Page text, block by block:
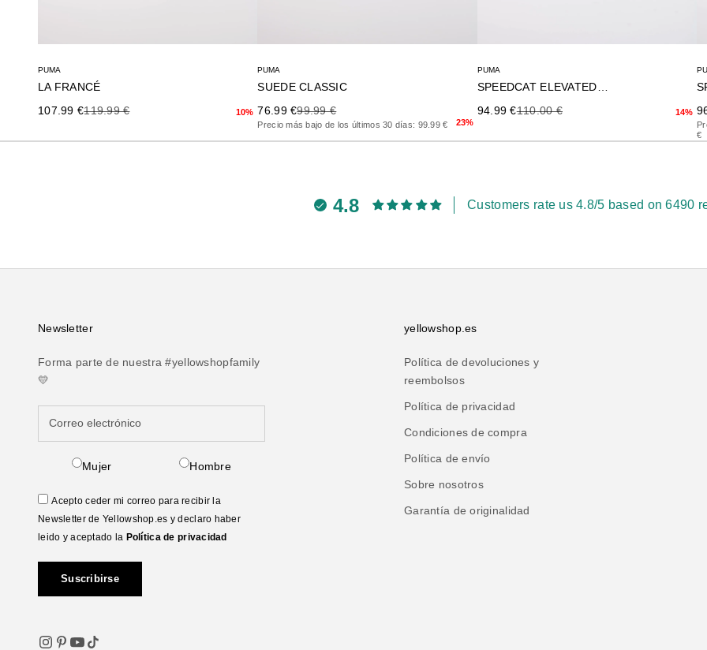
PUMA
LA FRANCÉ
Precio de oferta
107.99 €Precio anterior
119.99 € 10%
PUMA
SUEDE CLASSIC
Precio de oferta
76.99 €Precio anterior
99.99 €
Precio más bajo de los últimos 30 días: 99.99 € 23%
PUMA
Precio de oferta
94.99 €Precio anterior
110.00 € 14%
€
4.8 Customers rate us 4.8/5 based on 6490
Newsletter
Forma parte de nuestra #yellowshopfamily
💛
Mujer Hombre
Acepto ceder mi correo para recibir la
Newsletter de Yellowshop.es y declaro haber
leido y aceptado la Política de privacidad
Suscribirse
yellowshop.es
Política de devoluciones y
reembolsos
Política de privacidad
Condiciones de compra
Política de envío
Sobre nosotros
Garantía de originalidad